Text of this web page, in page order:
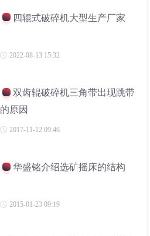
四辊式破碎机大型生产厂家
2022-08-13 15:32
双齿辊破碎机三角带出现跳带
的原因
2017-11-12 09:46
华盛铭介绍选矿摇床的结构
2015-01-23 09:19